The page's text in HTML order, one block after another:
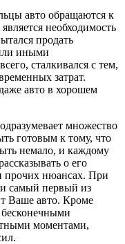
авто обращаются к
необходимость
продать
иными
сталкивался с тем,
затрат.
авто в хорошем
множество
готовым к тому, что
немало, и каждому
о его
прочих нюансах. При
и самый первый из
Ваше авто. Кроме
бесконечными
моментами,